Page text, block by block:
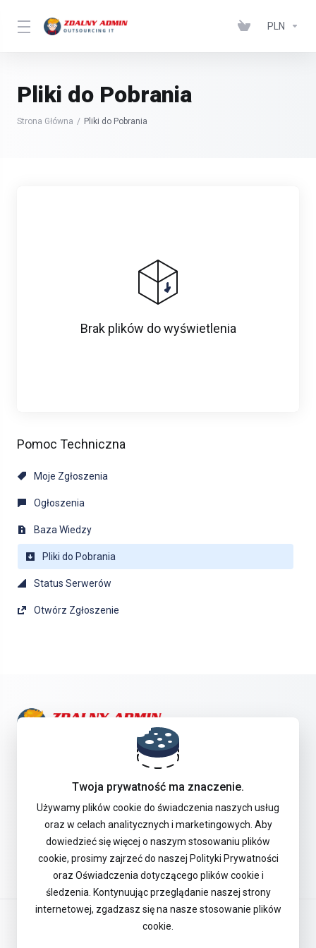
PLN
Pliki do Pobrania
Strona Główna Pliki do Pobrania
Pomoc Techniczna
Moje Zgłoszenia
Ogłoszenia
Baza Wiedzy
Pliki do Pobrania
Status Serwerów
Otwórz Zgłoszenie
Brak plików do wyświetlenia
Oferta
Pomoc Techniczna
Polski
Twoja prywatność ma znaczenie.
Używamy plików cookie do świadczenia naszych usług
oraz w celach analitycznych i marketingowych. Aby
dowiedzieć się więcej o naszym stosowaniu plików
cookie, prosimy zajrzeć do naszej Polityki Prywatności
oraz Oświadczenia dotyczącego plików cookie i
śledzenia. Kontynuując przeglądanie naszej strony
internetowej, zgadzasz się na nasze stosowanie plików
cookie.